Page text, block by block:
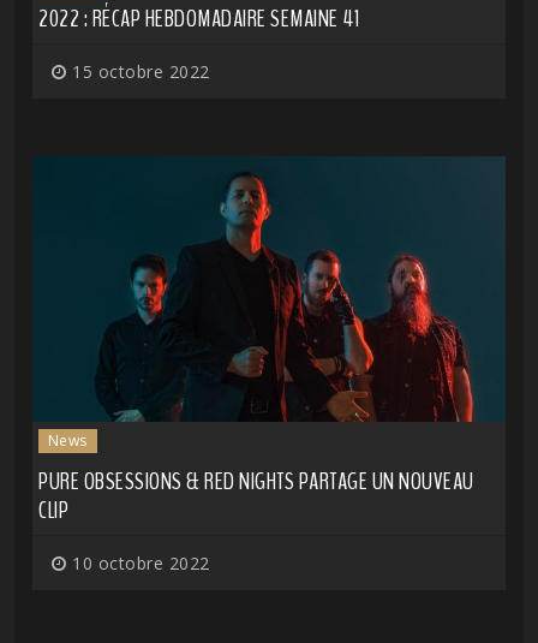
2022 : RÉCAP HEBDOMADAIRE SEMAINE 41
15 octobre 2022
News
PURE OBSESSIONS & RED NIGHTS PARTAGE UN NOUVEAU
CLIP
10 octobre 2022